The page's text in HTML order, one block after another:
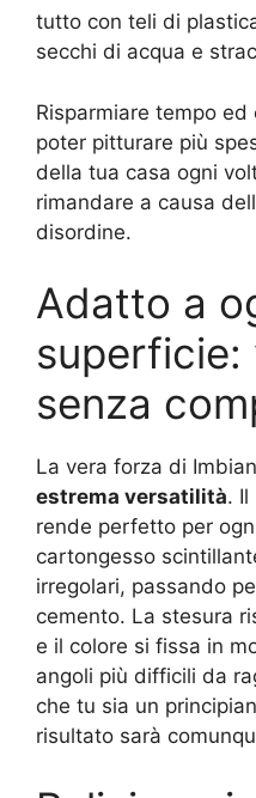
tutto con teli di
secchi di acqua e
Risparmiare tempo
poter pitturare più
della tua casa ogni
rimandare a causa
disordine.
Adatto a
superficie:
senza
La vera forza di
estrema versatilità. Il
rende perfetto per
cartongesso
irregolari, passando
cemento. La stesura
e il colore si fissa in
angoli più difficili da
che tu sia un
risultato sarà